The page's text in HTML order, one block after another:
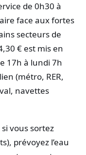
de 0h30 à
face aux fortes
secteurs de
€ est mis en
17h à lundi 7h
(métro, RER,
navettes
si vous sortez
prévoyez l’eau